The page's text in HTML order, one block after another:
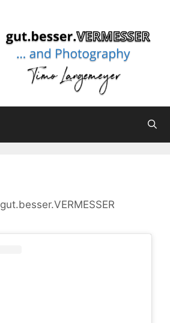
gut.besser.VERMESSER